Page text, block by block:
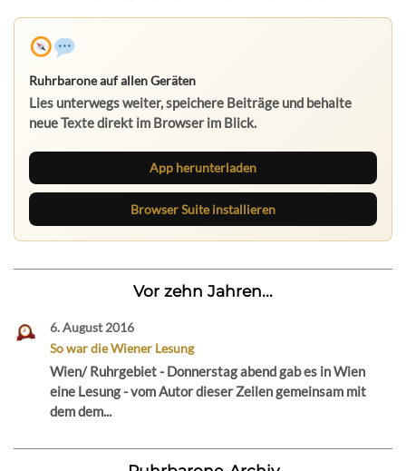
Ruhrbarone auf allen Geräten
Lies unterwegs weiter, speichere Beiträge und behalte
neue Texte direkt im Browser im Blick.
App herunterladen
Browser Suite installieren
Vor zehn Jahren...
6. August 2016
So war die Wiener Lesung
Wien/ Ruhrgebiet - Donnerstag abend gab es in Wien
eine Lesung - vom Autor dieser Zeilen gemeinsam mit
dem dem...